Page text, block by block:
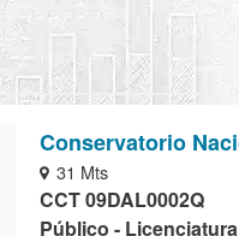
Conservatorio
31 Mts
CCT 09DAL0002Q
Público -